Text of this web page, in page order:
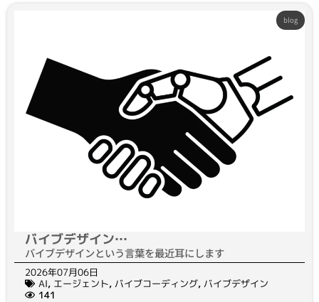
blog
バイブデザイン…
バイブデザインという言葉を最近耳にします
2026年07月06日
AI, エージェント, バイブコーディング, バイブデザイン
141